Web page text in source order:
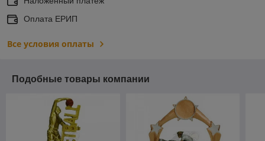
Оплата ЕРИП
Все условия оплаты
Подобные товары компании